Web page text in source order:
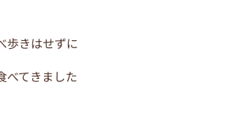
歩きはせずに
べてきました